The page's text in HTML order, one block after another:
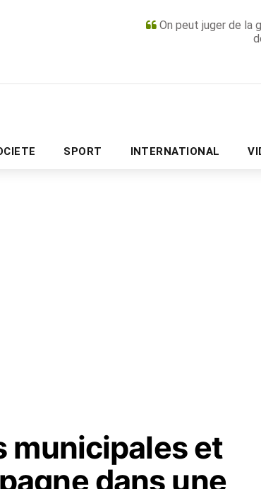
On peut juger de la
SPORT INTERNATIONAL
PUBLICITÉ
municipales et
dans une